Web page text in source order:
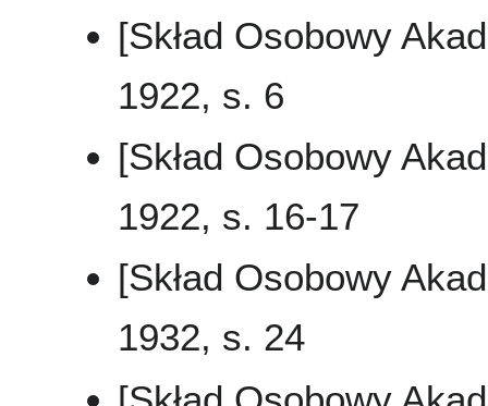
[Skład Osobowy
1922, s. 6
[Skład Osobowy
1922, s. 16-17
[Skład Osobowy
1932, s. 24